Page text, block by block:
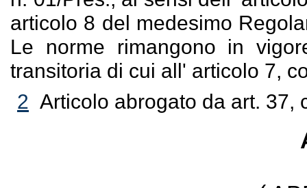
articolo 8 del medesimo
Le norme rimangono in
transitoria di cui all' articolo 7,
2 Articolo abrogato da art. 37,